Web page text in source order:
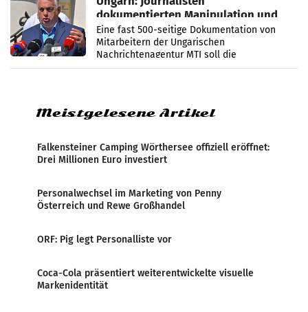
dokumentierten Manipulation und
Zensur
Eine fast 500-seitige Dokumentation von
Mitarbeitern der Ungarischen
Nachrichtenagentur MTI soll die
systematische Nachrichten-Manipulation und
Meistgelesene Artikel
Falkensteiner Camping Wörthersee offiziell eröffnet:
Drei Millionen Euro investiert
Personalwechsel im Marketing von Penny
Österreich und Rewe Großhandel
ORF: Pig legt Personalliste vor
Coca-Cola präsentiert weiterentwickelte visuelle
Markenidentität